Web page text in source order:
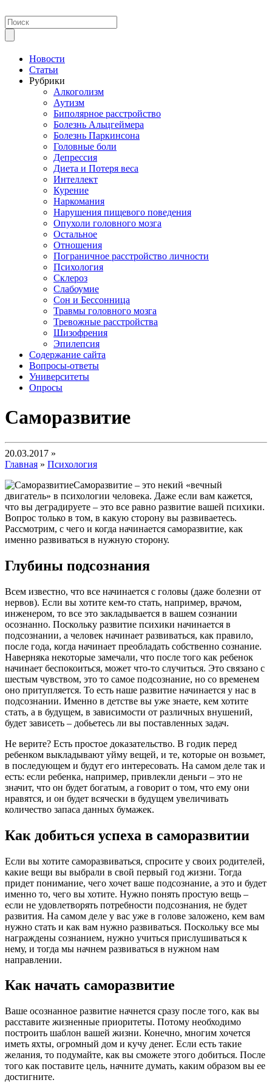
Новости
Статьи
Рубрики
Алкоголизм
Аутизм
Биполярное расстройство
Болезнь Альцгеймера
Болезнь Паркинсона
Головные боли
Депрессия
Диета и Потеря веса
Интеллект
Курение
Наркомания
Нарушения пищевого поведения
Опухоли головного мозга
Остальное
Отношения
Пограничное расстройство личности
Психология
Склероз
Слабоумие
Сон и Бессонница
Травмы головного мозга
Тревожные расстройства
Шизофрения
Эпилепсия
Содержание сайта
Вопросы-ответы
Университеты
Опросы
Саморазвитие
20.03.2017 »
Главная » Психология
Саморазвитие – это некий «вечный
двигатель» в психологии человека. Даже если вам кажется,
что вы деградируете – это все равно развитие вашей психики.
Вопрос только в том, в какую сторону вы развиваетесь.
Рассмотрим, с чего и когда начинается саморазвитие, как
именно развиваться в нужную сторону.
Глубины подсознания
Всем известно, что все начинается с головы (даже болезни от
нервов). Если вы хотите кем-то стать, например, врачом,
инженером, то все это закладывается в вашем сознании
осознанно. Поскольку развитие психики начинается в
подсознании, а человек начинает развиваться, как правило,
после года, когда начинает преобладать собственно сознание.
Наверняка некоторые замечали, что после того как ребенок
начинает беспокоиться, может что-то случиться. Это связано с
шестым чувством, это то самое подсознание, но со временем
оно притупляется. То есть наше развитие начинается у нас в
подсознании. Именно в детстве вы уже знаете, кем хотите
стать, а в будущем, в зависимости от различных внушений,
будет зависеть – добьетесь ли вы поставленных задач.
Не верите? Есть простое доказательство. В годик перед
ребенком выкладывают уйму вещей, и те, которые он возьмет,
в последующем и будут его интересовать. На самом деле так и
есть: если ребенка, например, привлекли деньги – это не
значит, что он будет богатым, а говорит о том, что ему они
нравятся, и он будет всячески в будущем увеличивать
количество запаса данных бумажек.
Как добиться успеха в саморазвитии
Если вы хотите саморазвиваться, спросите у своих родителей,
какие вещи вы выбрали в свой первый год жизни. Тогда
придет понимание, чего хочет ваше подсознание, а это и будет
именно то, чего вы хотите. Нужно понять простую вещь –
если не удовлетворять потребности подсознания, не будет
развития. На самом деле у вас уже в голове заложено, кем вам
нужно стать и как вам нужно развиваться. Поскольку все мы
награждены сознанием, нужно учиться прислушиваться к
нему, и тогда мы начнем развиваться в нужном нам
направлении.
Как начать саморазвитие
Ваше осознанное развитие начнется сразу после того, как вы
расставите жизненные приоритеты. Потому необходимо
построить шаблон вашей жизни. Конечно, многим хочется
иметь яхты, огромный дом и кучу денег. Если есть такие
желания, то подумайте, как вы сможете этого добиться. После
того как поставите цель, начните думать, каким образом вы ее
достигните.